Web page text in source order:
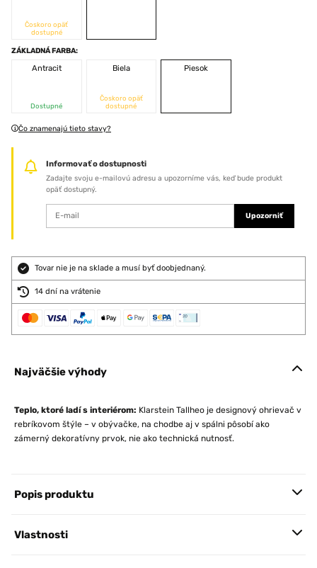
Čoskoro opäť
dostupné
ZÁKLADNÁ FARBA:
Antracit
Dostupné
Biela
Čoskoro opäť
dostupné
Piesok
Čo znamenajú tieto stavy?
Informovať o dostupnosti
Zadajte svoju e-mailovú adresu a upozorníme vás, keď bude produkt
opäť dostupný.
Upozorniť
Tovar nie je na sklade a musí byť doobjednaný.
14 dní na vrátenie
Najväčšie výhody
Teplo, ktoré ladí s interiérom: Klarstein Tallheo je designový ohrievač v
rebríkovom štýle – v obývačke, na chodbe aj v spálni pôsobí ako
zámerný dekoratívny prvok, nie ako technická nutnosť.
Popis produktu
Vlastnosti